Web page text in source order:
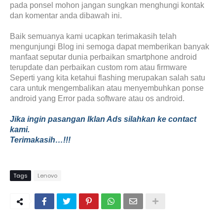
pada ponsel mohon jangan sungkan menghungi kontak
dan komentar anda dibawah ini.
Baik semuanya kami ucapkan terimakasih telah
mengunjungi Blog ini semoga dapat memberikan banyak
manfaat seputar dunia perbaikan smartphone android
terupdate dan perbaikan custom rom atau firmware
Seperti yang kita ketahui flashing merupakan salah satu
cara untuk mengembalikan atau menyembuhkan ponse
android yang Error pada software atau os android.
Jika ingin pasangan Iklan Ads silahkan ke contact
kami.
Terimakasih…!!!
Tags Lenovo